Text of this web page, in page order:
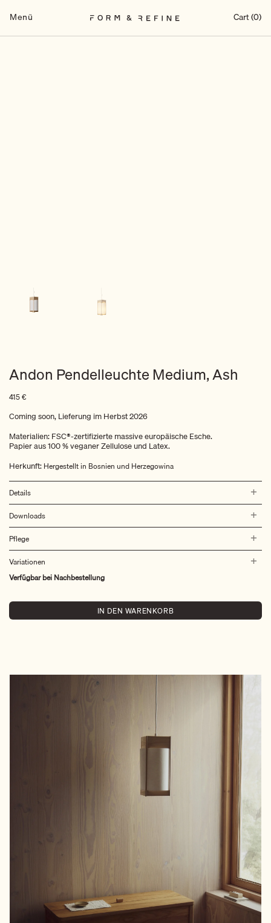
InhaltMenü Cart (0)
Andon Pendelleuchte Medium, Ash
415€
Coming soon, Lieferung im Herbst 2026
Materialien: FSC®-zertifizierte massive europäische Esche.
Papier aus 100 % veganer Zellulose und Latex.
Herkunft: Hergestellt in Bosnien und Herzegowina
Details
Downloads
Pflege
Variationen
Verfügbar bei Nachbestellung
IN DEN WARENKORB